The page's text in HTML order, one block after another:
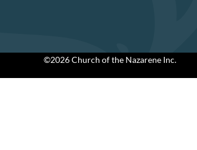
©2026 Church of the Nazarene Inc.